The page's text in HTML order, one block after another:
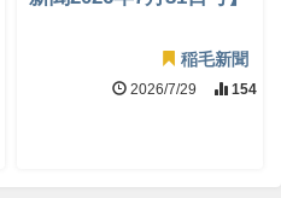
稲毛新聞
2026/7/29 154